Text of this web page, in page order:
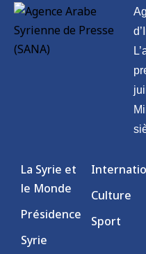
La Syrie et
le Monde
Présidence
Syrie
Culture
Sport